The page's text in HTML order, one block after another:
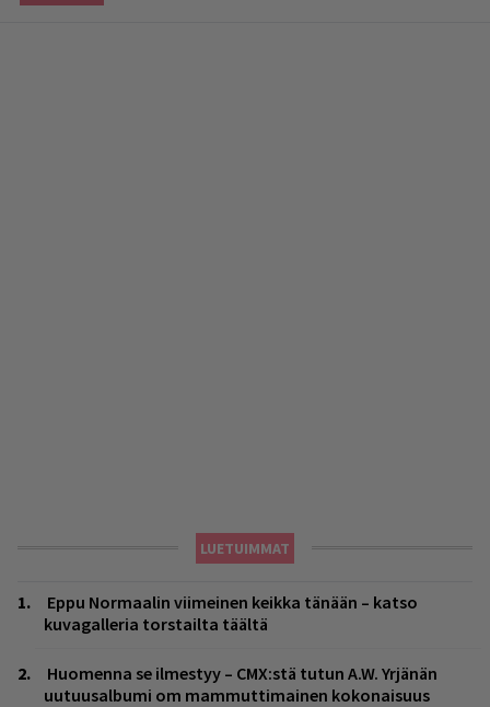
LUETUIMMAT
Eppu Normaalin viimeinen keikka tänään – katso
kuvagalleria torstailta täältä
Huomenna se ilmestyy – CMX:stä tutun A.W. Yrjänän
uutuusalbumi om mammuttimainen kokonaisuus